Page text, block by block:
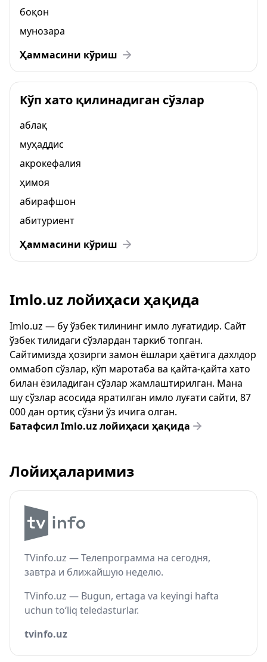
боқон
мунозара
Ҳаммасини кўриш
Кўп хато қилинадиган сўзлар
аблақ
муҳаддис
акрокефалия
ҳимоя
абирафшон
абитуриент
Ҳаммасини кўриш
Imlo.uz лойиҳаси ҳақида
Imlo.uz — бу ўзбек тилининг имло луғатидир. Сайт
ўзбек тилидаги сўзлардан таркиб топган.
Сайтимизда ҳозирги замон ёшлари ҳаётига дахлдор
оммабоп сўзлар, кўп маротаба ва қайта-қайта хато
билан ёзиладиган сўзлар жамлаштирилган. Мана
шу сўзлар асосида яратилган имло луғати сайти, 87
000 дан ортиқ сўзни ўз ичига олган.
Батафсил Imlo.uz лойиҳаси ҳақида
Лойиҳаларимиз
TVinfo.uz — Телепрограмма на сегодня,
завтра и ближайшую неделю.
TVinfo.uz — Bugun, ertaga va keyingi hafta
uchun to‘liq teledasturlar.
tvinfo.uz